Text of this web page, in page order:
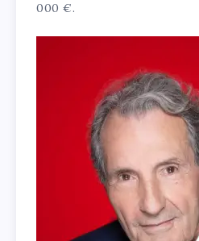
000 €.